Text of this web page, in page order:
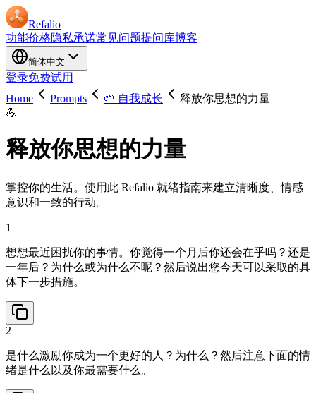
Refalio
功能价格隐私承诺常见问题提问库博客
简体中文
登录免费试用
Home
Prompts 🌱 自我成长
释放你思想的力量
💪
释放你思想的力量
掌控你的生活。使用此 Refalio 就绪指南来建立清晰度、情感
意识和一致的行动。
1
想想最近困扰你的事情。你觉得一个月后你还会在乎吗？还是
一年后？为什么或为什么不呢？然后说出您今天可以采取的具
体下一步措施。
2
是什么激励你成为一个更好的人？为什么？然后注意下面的情
绪是什么以及你最需要什么。